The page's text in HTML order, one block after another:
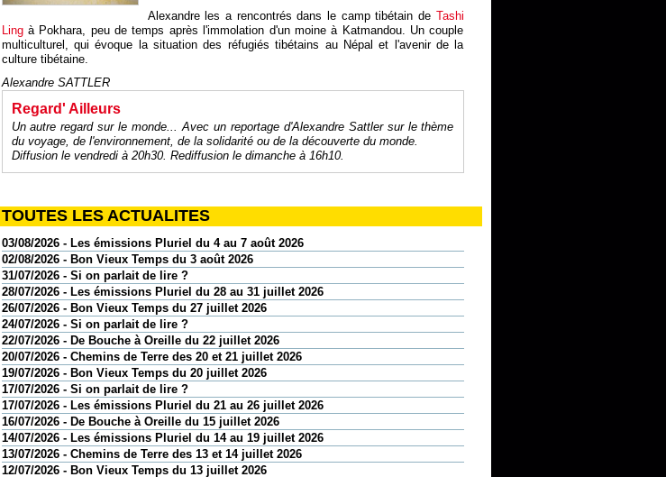
Alexandre les a rencontrés dans le camp tibétain de Tashi
Lingà Pokhara, peu de temps après l'immolation d'un moine à Katmandou. Un couple
multiculturel, qui évoque la situation des réfugiés tibétains au Népal et l'avenir de la
culture tibétaine.
Alexandre SATTLER
Regard' Ailleurs
Un autre regard sur le monde... Avec un reportage d'Alexandre Sattler sur le thème
du voyage, de l'environnement, de la solidarité ou de la découverte du monde.
Diffusion le vendredi à 20h30. Rediffusion le dimanche à 16h10.
TOUTES LES ACTUALITES
03/08/2026 - Les émissions Pluriel du 4 au 7 août 2026
02/08/2026 - Bon Vieux Temps du 3 août 2026
31/07/2026 - Si on parlait de lire ?
28/07/2026 - Les émissions Pluriel du 28 au 31 juillet 2026
26/07/2026 - Bon Vieux Temps du 27 juillet 2026
24/07/2026 - Si on parlait de lire ?
22/07/2026 - De Bouche à Oreille du 22 juillet 2026
20/07/2026 - Chemins de Terre des 20 et 21 juillet 2026
19/07/2026 - Bon Vieux Temps du 20 juillet 2026
17/07/2026 - Si on parlait de lire ?
17/07/2026 - Les émissions Pluriel du 21 au 26 juillet 2026
16/07/2026 - De Bouche à Oreille du 15 juillet 2026
14/07/2026 - Les émissions Pluriel du 14 au 19 juillet 2026
13/07/2026 - Chemins de Terre des 13 et 14 juillet 2026
12/07/2026 - Bon Vieux Temps du 13 juillet 2026